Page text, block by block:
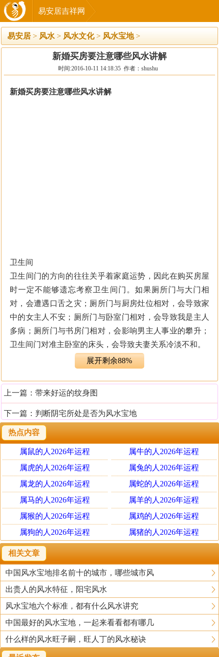
易安居吉祥网
易安居 > 风水 > 风水文化> 风水宝地>
新婚买房要注意哪些风水讲解
时间:2016-10-11 14:18:35 作者：shushu
新婚买房要注意哪些风水讲解
卫生间
卫生间门的方向的往往关乎着家庭运势，因此在购买房屋
时一定不能够遗忘考察卫生间门。如果厕所门与大门相
对，会遭遇口舌之灾；厕所门与厨房灶位相对，会导致家
中的女主人不安；厕所门与卧室门相对，会导致我是主人
多病；厕所门与书房门相对，会影响男主人事业的攀升；
卫生间门对准主卧室的床头，会导致夫妻关系冷淡不和。
试想人一进门就见到厕所，则住宅的功能何在?另外，睡房
门与厕所门也不能正对，卧室与卧室门也不能正对，这些
都犯了门冲。
构造
买房时，房屋的构造是我们一定会关注的焦点，殊不知它
也关乎着风水问题哦。风水学认为，房屋的构造不合理，
会导致夫妻间的关系不融洽，家人的健康和运势不好等。
在购买房屋时，房屋周围有缺角的构造对夫妻之间十分的
不利；房屋的坐向为北朝南的话，也就代表了这套房子踩
在了鬼门线上，对家人的健康十分的不利；而主卧室正对
着厕所门或者厨房门会导致婆媳关系的不融洽；房内构造
横梁压顶是风水学的禁忌，这会影响家庭的整体运势以及
男主人的事业发展。
（1）天花板忌太低
客厅屋顶的天花板，高高在上，对于住宅风水来说，它是
天的象征，因而相当重要。现代住宅普层高都在2.8米左
右，如果屋顶再采用假天花来装饰，设计稍有不当，便会
显得相当累赘，有天塌下来的强烈压迫感，居者会压力过
展开剩余88%
上一篇： 带来好运的纹身图
下一篇： 判断阴宅所处是否为风水宝地
热点内容
属鼠的人2026年运程
属牛的人2026年运程
属虎的人2026年运程
属兔的人2026年运程
属龙的人2026年运程
属蛇的人2026年运程
属马的人2026年运程
属羊的人2026年运程
属猴的人2026年运程
属鸡的人2026年运程
属狗的人2026年运程
属猪的人2026年运程
相关文章
中国风水宝地排名前十的城市，哪些城市风
出贵人的风水特征，阳宅风水
风水宝地六个标准，都有什么风水讲究
中国最好的风水宝地，一起来看看都有哪几
什么样的风水旺子嗣，旺人丁的风水秘诀